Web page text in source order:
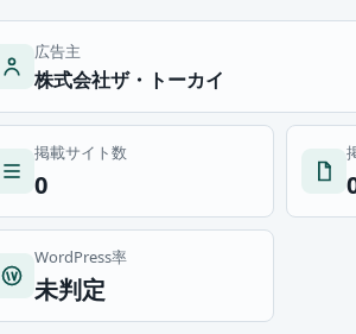
広告主
株式会社ザ・トーカイ
掲載サイト数
0
WordPress率
未判定